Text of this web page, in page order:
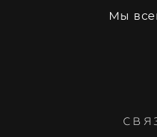
Мы